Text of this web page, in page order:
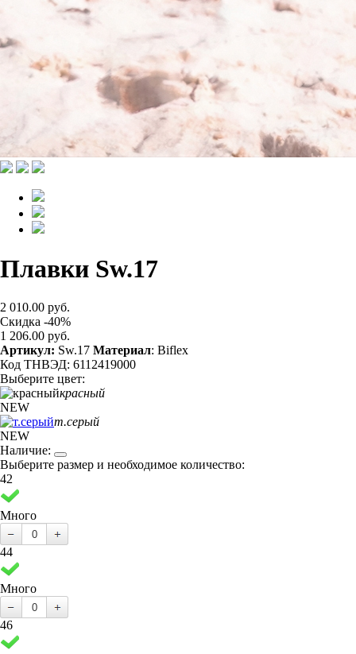
Плавки Sw.17
2 010.00 руб.
Скидка -40%
1 206.00 руб.
Артикул: Sw.17 Материал: Biflex
Код ТНВЭД: 6112419000
Выберите цвет:
красный
NEW
т.серый
NEW
Наличие:
Выберите размер и необходимое количество:
42
Много
44
Много
46